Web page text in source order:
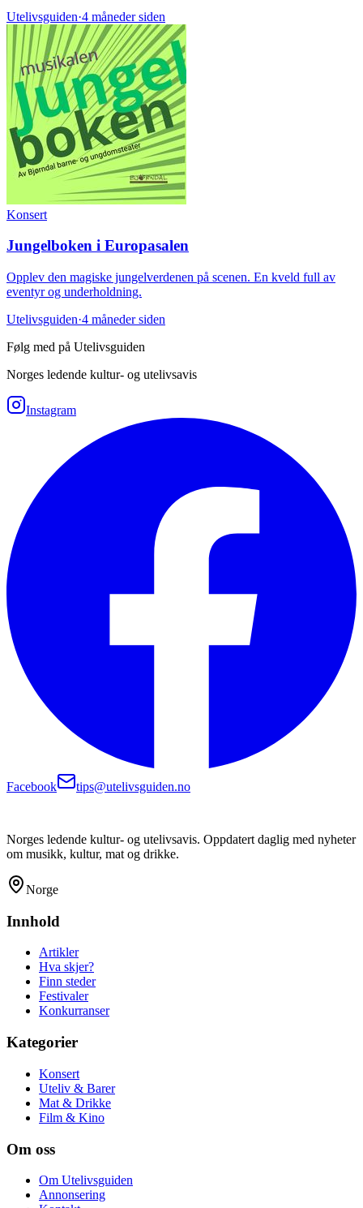
Utelivsguiden·4 måneder siden
Konsert
Jungelboken i Europasalen
Opplev den magiske jungelverdenen på scenen. En kveld full av
eventyr og underholdning.
Utelivsguiden·4 måneder siden
Følg med på Utelivsguiden
Norges ledende kultur- og utelivsavis
Instagram
Facebook tips@utelivsguiden.no
Norges ledende kultur- og utelivsavis. Oppdatert daglig med nyheter
om musikk, kultur, mat og drikke.
Norge
Innhold
Artikler
Hva skjer?
Finn steder
Festivaler
Konkurranser
Kategorier
Konsert
Uteliv & Barer
Mat & Drikke
Film & Kino
Om oss
Om Utelivsguiden
Annonsering